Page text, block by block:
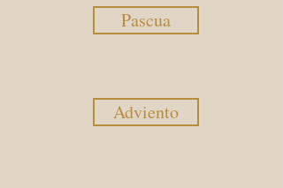
Pascua
Adviento